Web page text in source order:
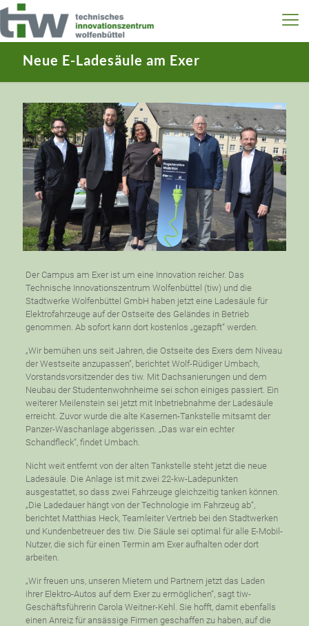
Neue E-Ladesäule am Exer
Der Campus am Exer ist um eine Innovation reicher. Das
Technische Innovationszentrum Wolfenbüttel (tiw) und die
Stadtwerke Wolfenbüttel GmbH haben jetzt eine Ladesäule für
Elektrofahrzeuge auf der Ostseite des Geländes in Betrieb
genommen. Ab sofort kann dort kostenlos „gezapft“ werden.
„Wir bemühen uns seit Jahren, die Ostseite des Exers dem Niveau
der Westseite anzupassen“, berichtet Wolf-Rüdiger Umbach,
Vorstandsvorsitzender des tiw. Mit Dachsanierungen und dem
Neubau der Studentenwohnheime sei schon einiges passiert. Ein
weiterer Meilenstein sei jetzt mit Inbetriebnahme der Ladesäule
erreicht. Zuvor wurde die alte Kasernen-Tankstelle mitsamt der
Panzer-Waschanlage abgerissen. „Das war ein echter
Schandfleck“, findet Umbach.
Nicht weit entfernt von der alten Tankstelle steht jetzt die neue
Ladesäule. Die Anlage ist mit zwei 22-kw-Ladepunkten
ausgestattet, so dass zwei Fahrzeuge gleichzeitig tanken können.
„Die Ladedauer hängt von der Technologie im Fahrzeug ab“,
berichtet Matthias Heck, Teamleiter Vertrieb bei den Stadtwerken
und Kundenbetreuer des tiw. Die Säule sei optimal für alle E-Mobil-
Nutzer, die sich für einen Termin am Exer aufhalten oder dort
arbeiten.
„Wir freuen uns, unseren Mietern und Partnern jetzt das Laden
ihrer Elektro-Autos auf dem Exer zu ermöglichen“, sagt tiw-
Geschäftsführerin Carola Weitner-Kehl. Sie hofft, damit ebenfalls
einen Anreiz für ansässige Firmen geschaffen zu haben, auf die